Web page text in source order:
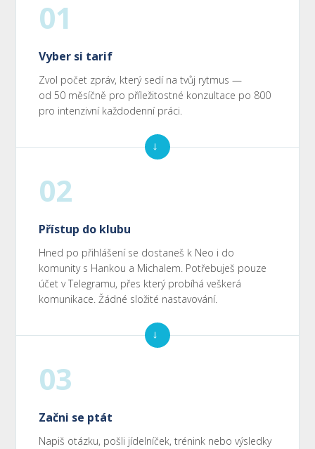
01
Vyber si tarif
Zvol počet zpráv, který sedí na tvůj rytmus —
od 50 měsíčně pro příležitostné konzultace po 800
pro intenzivní každodenní práci.
→
02
Přístup do klubu
Hned po přihlášení se dostaneš k Neo i do
komunity s Hankou a Michalem. Potřebuješ pouze
účet v Telegramu, přes který probíhá veškerá
komunikace. Žádné složité nastavování.
→
03
Začni se ptát
Napiš otázku, pošli jídelníček, trénink nebo výsledky